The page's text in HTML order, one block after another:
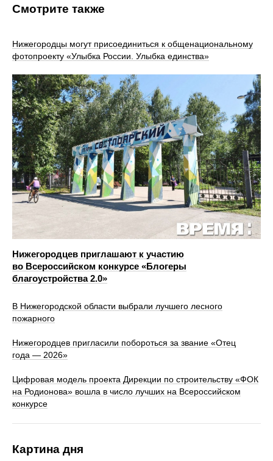
Смотрите также
Нижегородцы могут присоединиться к общенациональному
фотопроекту «Улыбка России. Улыбка единства»
Нижегородцев приглашают к участию
во Всероссийском конкурсе «Блогеры
благоустройства 2.0»
В Нижегородской области выбрали лучшего лесного
пожарного
Нижегородцев пригласили побороться за звание «Отец
года — 2026»
Цифровая модель проекта Дирекции по строительству «ФОК
на Родионова» вошла в число лучших на Всероссийском
конкурсе
Картина дня